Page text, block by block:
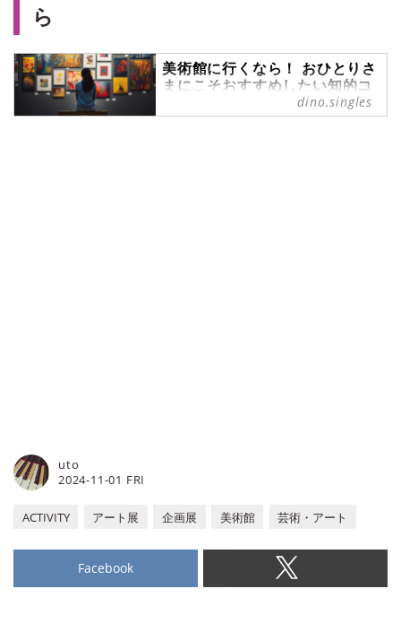
ら
美術館に行くなら！ おひとりさ
まにこそおすすめしたい知的コ
ーデ5選【インスタで見つけ
た！】 - singles （シングル
dino.singles
2024-11-01 FRI
uto
ACTIVITY アート展 企画展 美術館 芸術・アート
Facebook